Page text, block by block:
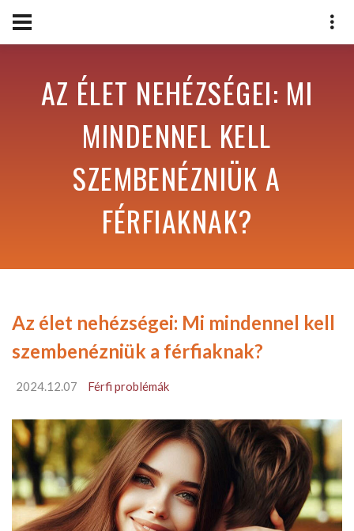
AZ ÉLET NEHÉZSÉGEI: MI
MINDENNEL KELL
SZEMBENÉZNIÜK A
FÉRFIAKNAK?
Az élet nehézségei: Mi mindennel kell
szembenézniük a férfiaknak?
2024.12.07 Férfi problémák